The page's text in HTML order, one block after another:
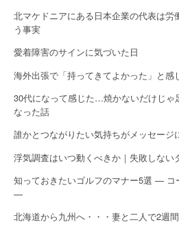
北マケドニアにある日本企業の代表は
う事実
愛着障害のサインに気づいた日
海外出張で「持ってきてよかった」と感
30代になって感じた…焼かないだけじゃ
なった話
誰かとつながりたい気持ちがメッセージ
浮気調査はいつ動くべきか｜失敗しない
知っておきたいゴルフのマナー5選 — コ
—
北海道から九州へ・・・妻と二人で2週